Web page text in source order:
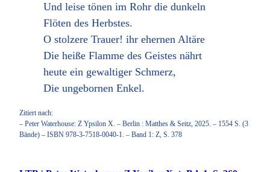
Und leise tönen im Rohr die dunkeln
Flöten des Herbstes.
O stolzere Trauer! ihr ehernen Altäre
Die heiße Flamme des Geistes nährt
heute ein gewaltiger Schmerz,
Die ungebornen Enkel.
Zitiert nach:
– Peter Waterhouse: Z Ypsilon X. – Berlin : Matthes & Seitz, 2025. – 1554 S. (3
Bände) – ISBN 978-3-7518-0040-1. – Band 1: Z, S. 378